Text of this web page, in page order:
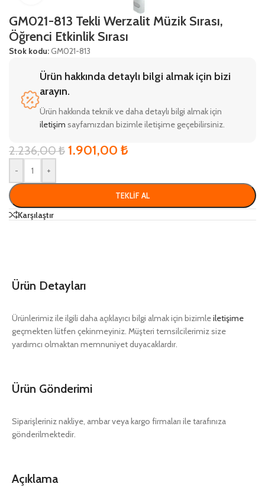
GM021-813 Tekli Werzalit Müzik Sırası,
Öğrenci Etkinlik Sırası
Stok kodu:GM021-813
Ürün hakkında detaylı bilgi almak için bizi
arayın.
Ürün hakkında teknik ve daha detaylı bilgi almak için
iletişim sayfamızdan bizimle iletişime geçebilirsiniz.
2.236,00₺ 1.901,00 ₺
- +
TEKLIF AL
Karşılaştır
Ürün Detayları
Ürünlerimiz ile ilgili daha açıklayıcı bilgi almak için bizimleiletişime
geçmekten lütfen çekinmeyiniz. Müşteri temsilcilerimiz size
yardımcı olmaktan memnuniyet duyacaklardır.
Ürün Gönderimi
Siparişleriniz nakliye, ambar veya kargo firmaları ile tarafınıza
gönderilmektedir.
Açıklama